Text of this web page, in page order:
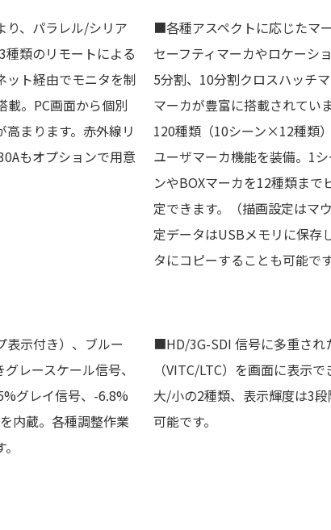
、パラレル/シリア
類のリモートによる
ット経由でモニタを制
。PC画面から個別
まります。赤外線リ
もオプションで用意
■各種アスペクトに応じたマ
セーフティマーカやロケーシ
5分割、10分割クロスハッチ
マーカが豊富に搭載されてい
120種類（10シーン×12種類
ユーザマーカ機能を装備。1
ンやBOXマーカを12種類まで
定できます。（描画設定はマ
定データはUSBメモリに保存
タにコピーすることも可能です
示付き）、ブルー
レースケール信号、
グレイ信号、-6.8%
内蔵。各種調整作業
■HD/3G-SDI 信号に多重され
（VITC/LTC）を画面に表示
大/小の2種類、表示輝度は3
可能です。